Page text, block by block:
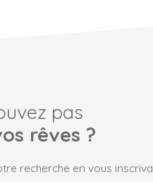
pas
rêves ?
recherche en vous